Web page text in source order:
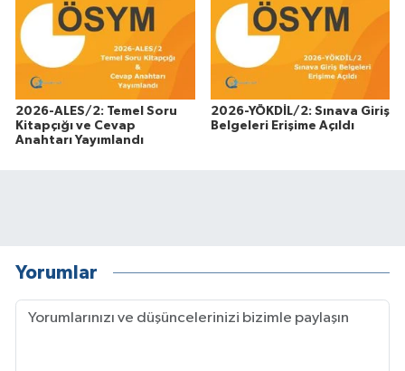
2026-ALES/2: Temel Soru
Kitapçığı ve Cevap
Anahtarı Yayımlandı
2026-YÖKDİL/2: Sınava Giriş
Belgeleri Erişime Açıldı
Yorumlar